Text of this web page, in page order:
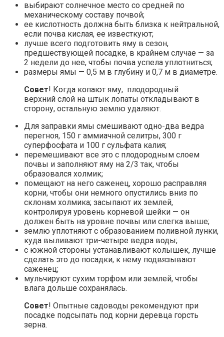
выбирают солнечное место со средней по
механическому составу почвой;
ее кислотность должна быть близка к нейтральной,
если почва кислая, ее известкуют;
лучше всего подготовить яму в сезон,
предшествующей посадке, в крайнем случае — за
2 недели до нее, чтобы почва успела уплотниться;
размеры ямы — 0,5 м в глубину и 0,7 м в диаметре.
Совет! Когда копают яму, плодородный
верхний слой на штык лопаты откладывают в
сторону, остальную землю удаляют.
Для заправки ямы смешивают одно-два ведра
перегноя, 150 г аммиачной селитры, 300 г
суперфосфата и 100 г сульфата калия;
перемешивают все это с плодородным слоем
почвы и заполняют яму на 2/3 так, чтобы
образовался холмик;
помещают на него саженец, хорошо расправляя
корни, чтобы они немного опустились вниз по
склонам холмика; засыпают их землей,
контролируя уровень корневой шейки — он
должен быть на уровне почвы или слегка выше;
землю уплотняют с образованием поливной лунки,
куда выливают три-четыре ведра воды;
с южной стороны устанавливают колышек, лучше
сделать это до посадки, к нему подвязывают
саженец;
мульчируют сухим торфом или землей, чтобы
влага дольше сохранялась.
Совет! Опытные садоводы рекомендуют при
посадке подсыпать под корни деревца горсть
зерна.